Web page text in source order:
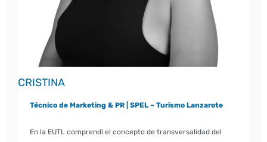
CRISTINA
Técnico de Marketing & PR | SPEL – Turismo Lanzarote
En la EUTL comprendí el concepto de transversalidad del